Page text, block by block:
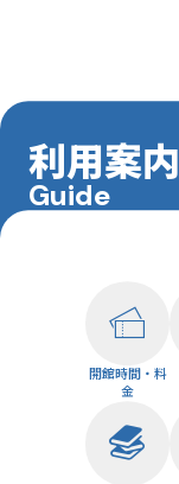
利用案内
Guide
開館時間・料
金